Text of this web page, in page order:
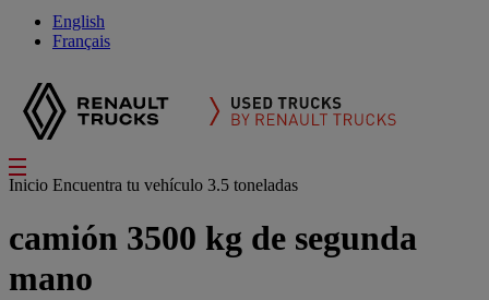
English
Français
Inicio Encuentra tu vehículo 3.5 toneladas
camión 3500 kg de segunda
mano